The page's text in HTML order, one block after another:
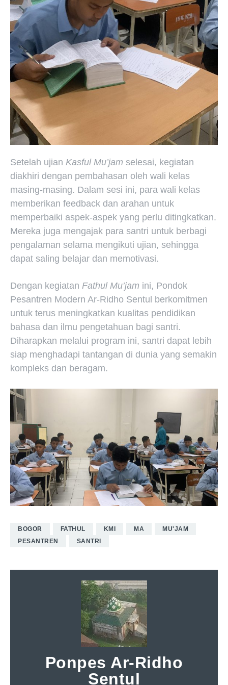
Setelah ujian Kasful Mu’jam selesai, kegiatan
diakhiri dengan pembahasan oleh wali kelas
masing-masing. Dalam sesi ini, para wali kelas
memberikan feedback dan arahan untuk
memperbaiki aspek-aspek yang perlu ditingkatkan.
Mereka juga mengajak para santri untuk berbagi
pengalaman selama mengikuti ujian, sehingga
dapat saling belajar dan memotivasi.
Dengan kegiatan Fathul Mu’jam ini, Pondok
Pesantren Modern Ar-Ridho Sentul berkomitmen
untuk terus meningkatkan kualitas pendidikan
bahasa dan ilmu pengetahuan bagi santri.
Diharapkan melalui program ini, santri dapat lebih
siap menghadapi tantangan di dunia yang semakin
kompleks dan beragam.
BOGOR FATHUL KMI MA
MU'JAM
PESANTREN
SANTRI
Ponpes Ar-Ridho
Sentul